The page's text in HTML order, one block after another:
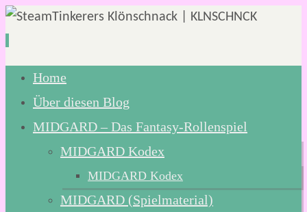
Zum
Inhalt
springen
Home
Über diesen Blog
MIDGARD – Das Fantasy-Rollenspiel
MIDGARD Kodex
MIDGARD Kodex
MIDGARD (Spielmaterial)